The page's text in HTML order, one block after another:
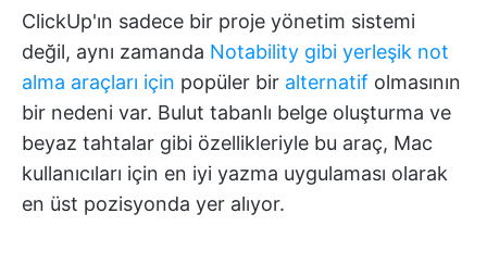
ClickUp'ın sadece bir proje yönetim sistemi
değil, aynı zamanda Notability gibi yerleşik not
alma araçları için popüler bir alternatif olmasının
bir nedeni var. Bulut tabanlı belge oluşturma ve
beyaz tahtalar gibi özellikleriyle bu araç, Mac
kullanıcıları için en iyi yazma uygulaması olarak
en üst pozisyonda yer alıyor.